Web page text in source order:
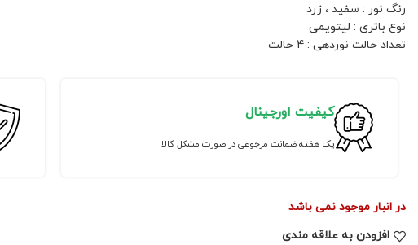
رنگ نور : سفید ، زرد
نوع باتری : لیتویمی
تعداد حالت نوردهی : 4 حالت
کیفیت اورجینال
یک هفته ضمانت مرجوعی در صورت مشکل کالا
در انبار موجود نمی باشد
افزودن به علاقه مندی